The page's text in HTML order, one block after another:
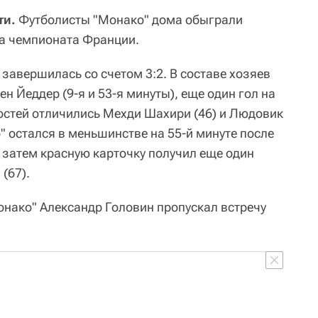
Футболисты "Монако" дома обыграли
чемпионата Франции.
со счетом 3:2. В составе хозяев
Йеддер (9-я и 53-я минуты), еще один гол на
отличились Мехди Шахири (46) и Людовик
в меньшинстве на 55-й минуте после
красную карточку получил еще один
(67).
Александр Головин пропускал встречу